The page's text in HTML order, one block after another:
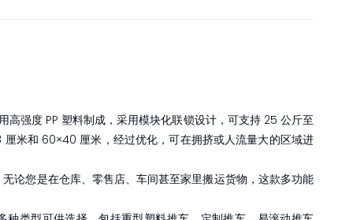
强度 PP 塑料制成，采用模块化联锁设计，可支持 25 公斤至
米和 60×40 厘米，经过优化，可在拥挤或人流量大的区域进
论您是在仓库、零售店、车间甚至家里搬运货物，这款多功能